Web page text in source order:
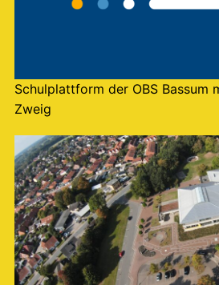
Schulplattform der OBS Bassum
Zweig